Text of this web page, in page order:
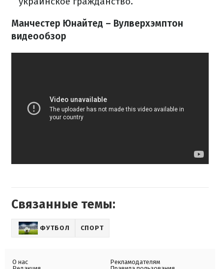
Манчестер Юнайтед – Вулверхэмптон
видеообзор
Связанные темы:
ФУТБОЛ СПОРТ
О нас
Рекламодателям